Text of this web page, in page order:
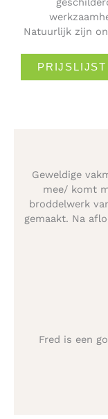
Natuurlijk zijn
PRIJSLIJST
Geweldige
mee/ komt
broddelwerk
gemaakt. Na
Fred is een